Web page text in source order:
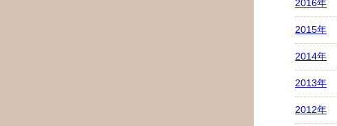
2016年
2015年
2014年
2013年
2012年